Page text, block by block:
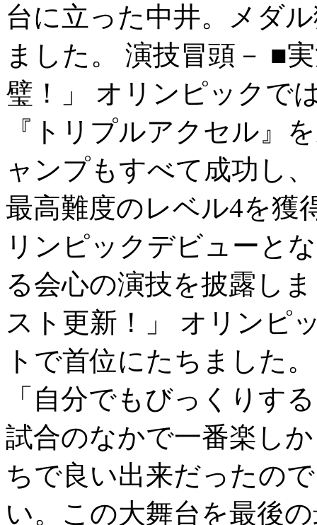
台に立った中井。メダ
ました。 演技冒頭－ ■
璧！」 オリンピックで
『トリプルアクセル』
ャンプもすべて成功し
最高難度のレベル4を獲
リンピックデビューと
る会心の演技を披露し
スト更新！」 オリンピ
トで首位にたちました
「自分でもびっくりす
試合のなかで一番楽し
ちで良い出来だったの
い。この大舞台を最後